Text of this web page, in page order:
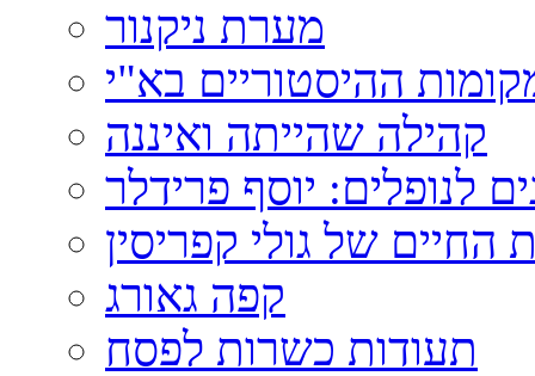
מערת ניקנור
ההיסטוריים בא"י
קהילה שהייתה ואיננה
לנופלים: יוסף פרידלר
החיים של גולי קפריסין
קפה גאורג
תעודות כשרות לפסח